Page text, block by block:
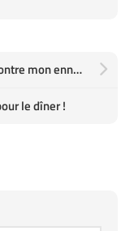
Aujourd'hui j'ai remporté un combat contre mon ennemi juré, le câble de raccordement
le dîner !